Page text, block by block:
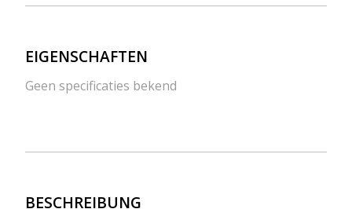
EIGENSCHAFTEN
Geen specificaties bekend
BESCHREIBUNG